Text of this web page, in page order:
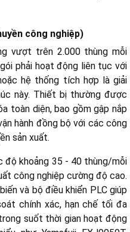
công nghiệp)
vượt trên 2.000 thùng mỗi
phải hoạt động liên tục với
hệ thống tích hợp là giải
này. Thiết bị thường được
toàn diện, bao gồm gập nắp
hành đồng bộ với các công
sản xuất.
khoảng 35 - 40 thùng/mỗi
công nghiệp cường độ cao.
và bộ điều khiển PLC giúp
chính xác, hạn chế tối đa
suốt thời gian hoạt động